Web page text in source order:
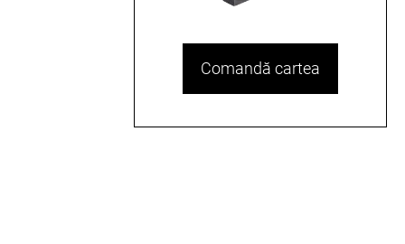
Comandă cartea